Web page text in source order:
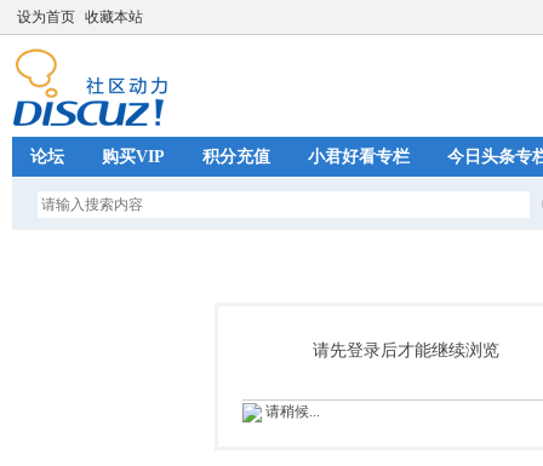
设为首页 收藏本站
论坛 购买VIP 积分充值 小君好看专栏 今日头条专
请先登录后才能继续浏览
请稍候...